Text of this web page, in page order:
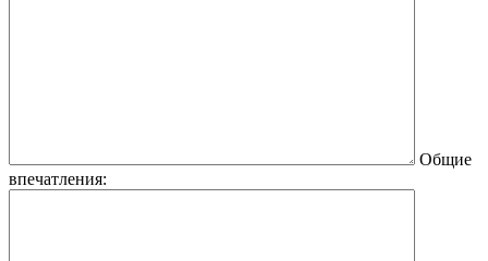
Общие
впечатления: